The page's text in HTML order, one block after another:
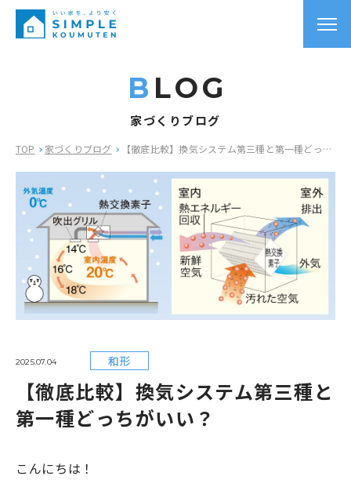
B LOG
家づくりブログ
TOP 家づくりブログ 【徹底比較】換気システム第三種と第一種どっちがいい？
2025.07.04 和形
【徹底比較】換気システム第三種と
第一種どっちがいい？
こんにちは！